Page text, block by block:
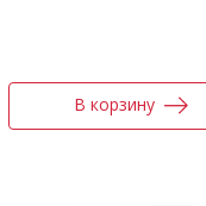
В корзину